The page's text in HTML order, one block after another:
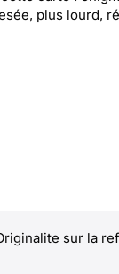
plus lourd,
sur la